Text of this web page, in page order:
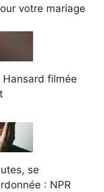
votre mariage
filmée
se
: NPR